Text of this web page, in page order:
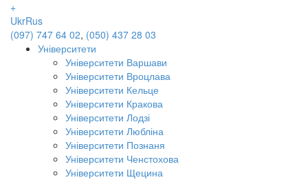
+
UkrRus
(097) 747 64 02, (050) 437 28 03
Університети
Університети Варшави
Університети Вроцлава
Університети Кельце
Університети Кракова
Університети Лодзі
Університети Любліна
Університети Познаня
Університети Ченстохова
Університети Щецина